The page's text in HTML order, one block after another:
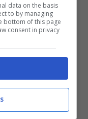
è stata
Nazionale
di magnitudo
08:03. Il
per tenere le
data on the basis
to by managing
bottom of this page
consent in privacy